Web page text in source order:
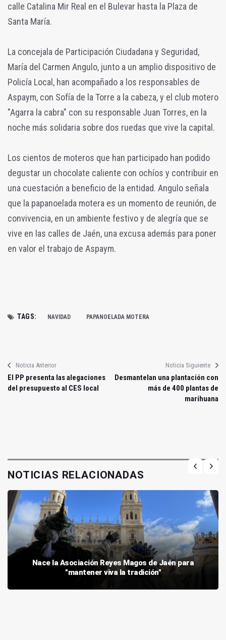
calle Catalina Mir Real en el Bulevar hasta la Plaza de
Santa María.
La concejala de Participación Ciudadana y Seguridad,
María del Carmen Angulo, junto a un amplio dispositivo de
Policía Local, han acompañado a los responsables de
Aspaym, con Sofía de la Torre a la cabeza, y el club motero
"Agarra la cabra" con su responsable Juan Torres, en la
noche más solidaria sobre dos ruedas que vive la capital.
Los cientos de moteros que han participado han podido
degustar un chocolate caliente con ochíos y contribuir en
una cuestación a beneficio de la entidad. Angulo señala
que la papanoelada motera es un momento de reunión, de
convivencia, en un ambiente festivo y de alegría que se
vive en las calles de Jaén, una excusa además para poner
en valor el trabajo de Aspaym.
TAGS: NAVIDAD PAPANOELADA MOTERA
Noticia Anterior
El PP presenta las alegaciones
del presupuesto al CES local
Noticia Siguiente
Desmantelan una plantación con
más de 400 plantas de
marihuana
NOTICIAS RELACIONADAS
Nace la Asociación Reyes Magos de Jaén para
"mantener viva la tradición"